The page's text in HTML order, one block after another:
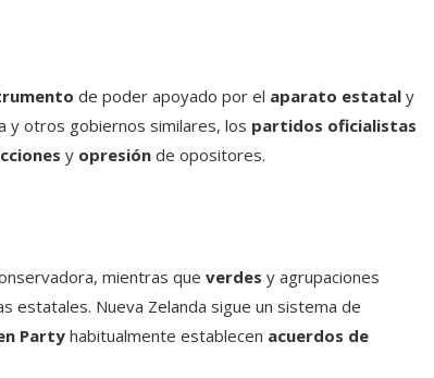
de poder apoyado por el aparato estatal y
y otros gobiernos similares, los partidos oficialistas
y opresión de opositores.
mientras que verdes y agrupaciones
estatales. Nueva Zelanda sigue un sistema de
Partyhabitualmente establecen acuerdos de